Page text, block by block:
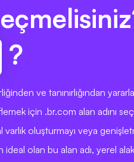
?
ve tanınırlığından
için .br.com alan adını
oluşturmayı veya
olan bu alan adı, yerel